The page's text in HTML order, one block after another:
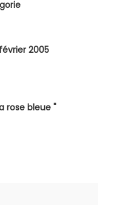
2005
rose bleue "